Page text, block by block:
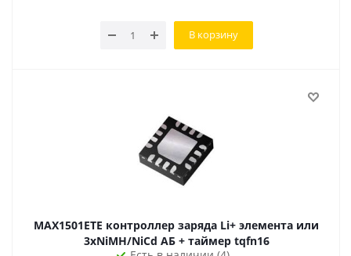
В корзину
MAX1501ETE контроллер заряда Li+ элемента или
3хNiMH/NiCd АБ + таймер tqfn16